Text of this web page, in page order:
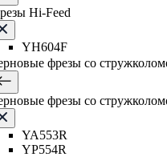
Hi-Feed
YH604F
фрезы со
фрезы со
YA553R
YP554R